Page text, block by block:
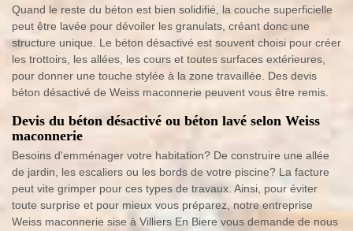
Quand le reste du béton est bien solidifié, la couche superficielle
peut être lavée pour dévoiler les granulats, créant donc une
structure unique. Le béton désactivé est souvent choisi pour créer
les trottoirs, les allées, les cours et toutes surfaces extérieures,
pour donner une touche stylée à la zone travaillée. Des devis
béton désactivé de Weiss maconnerie peuvent vous être remis.
Devis du béton désactivé ou béton lavé selon Weiss
maconnerie
Besoins d'emménager votre habitation? De construire une allée
de jardin, les escaliers ou les bords de votre piscine? La facture
peut vite grimper pour ces types de travaux. Ainsi, pour éviter
toute surprise et pour mieux vous préparez, notre entreprise
Weiss maconnerie sise à Villiers En Biere vous demande de nous